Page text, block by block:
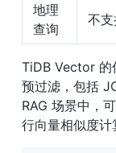
地理
查询
不
TiDB Vector 的
预过滤，包括
RAG 场景中，
行向量相似度计